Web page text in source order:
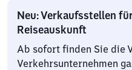
Neu: Verkaufsstellen
Reiseauskunft
Ab sofort finden Sie die
Verkehrsunternehmen